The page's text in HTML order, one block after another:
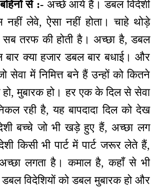
से :- अच्छे आये हैं। डबल विदेशी
लेवे, ऐसा नहीं होता। चाहे थोड़े
सब तरफ की होती है। अच्छा है, डबल
बार क्या हजार डबल बार बधाई। और
सेवा में निमित्त बने हैं उन्हों को कितने
हो, मुबारक हो। हर एक के दिल से सेवा
रही है, यह बापदादा दिल को देख
बच्चे जो भी खड़े हुए हैं, अच्छा लग
किसी भी पार्ट में पार्ट जरूर लेते हैं,
अच्छा लगता है। कमाल है, कहाँ से भी
विदेशियों को डबल मुबारक हो और